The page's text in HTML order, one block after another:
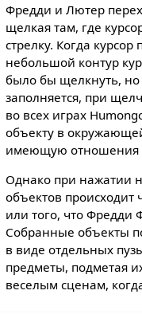
Фредди и Лютер
щелкая там, где
стрелку. Когда курсор
небольшой контур
было бы щелкнуть, но
заполняется, при
во всех играх
объекту в
имеющую отношения
Однако при нажатии
объектов происходит
или того, что Фредди
Собранные объекты
в виде отдельных
предметы, подметая
веселым сценам,